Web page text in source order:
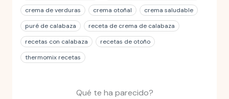
crema de verduras
crema otoñal
crema saludable
puré de calabaza
receta de crema de calabaza
recetas con calabaza
recetas de otoño
thermomix recetas
Qué te ha parecido?